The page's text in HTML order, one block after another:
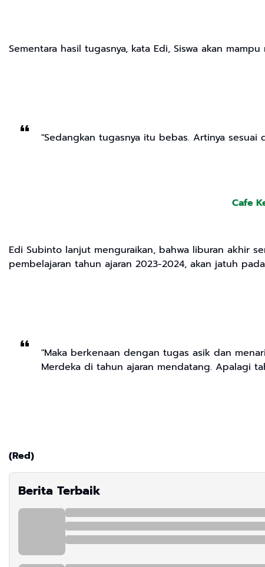
Sementara hasil tugasnya, kata Edi, Siswa akan
"Sedangkan tugasnya itu bebas. Artinya
Cafe
Edi Subinto lanjut menguraikan, bahwa liburan akhir
pembelajaran tahun ajaran 2023-2024, akan jatuh
"Maka berkenaan dengan tugas asik dan
Merdeka di tahun ajaran mendatang. Apalagi
(Red)
Berita Terbaik